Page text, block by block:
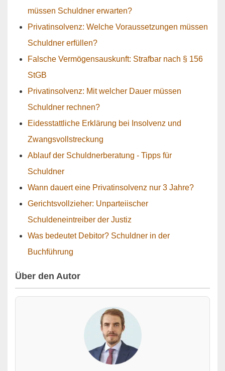
müssen Schuldner erwarten?
Privatinsolvenz: Welche Voraussetzungen müssen
Schuldner erfüllen?
Falsche Vermögensauskunft: Strafbar nach § 156
StGB
Privatinsolvenz: Mit welcher Dauer müssen
Schuldner rechnen?
Eidesstattliche Erklärung bei Insolvenz und
Zwangsvollstreckung
Ablauf der Schuldnerberatung - Tipps für
Schuldner
Wann dauert eine Privatinsolvenz nur 3 Jahre?
Gerichtsvollzieher: Unparteiischer
Schuldeneintreiber der Justiz
Was bedeutet Debitor? Schuldner in der
Buchführung
Über den Autor